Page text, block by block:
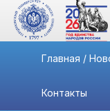
Главная /
Контакты
Быстрый доступ